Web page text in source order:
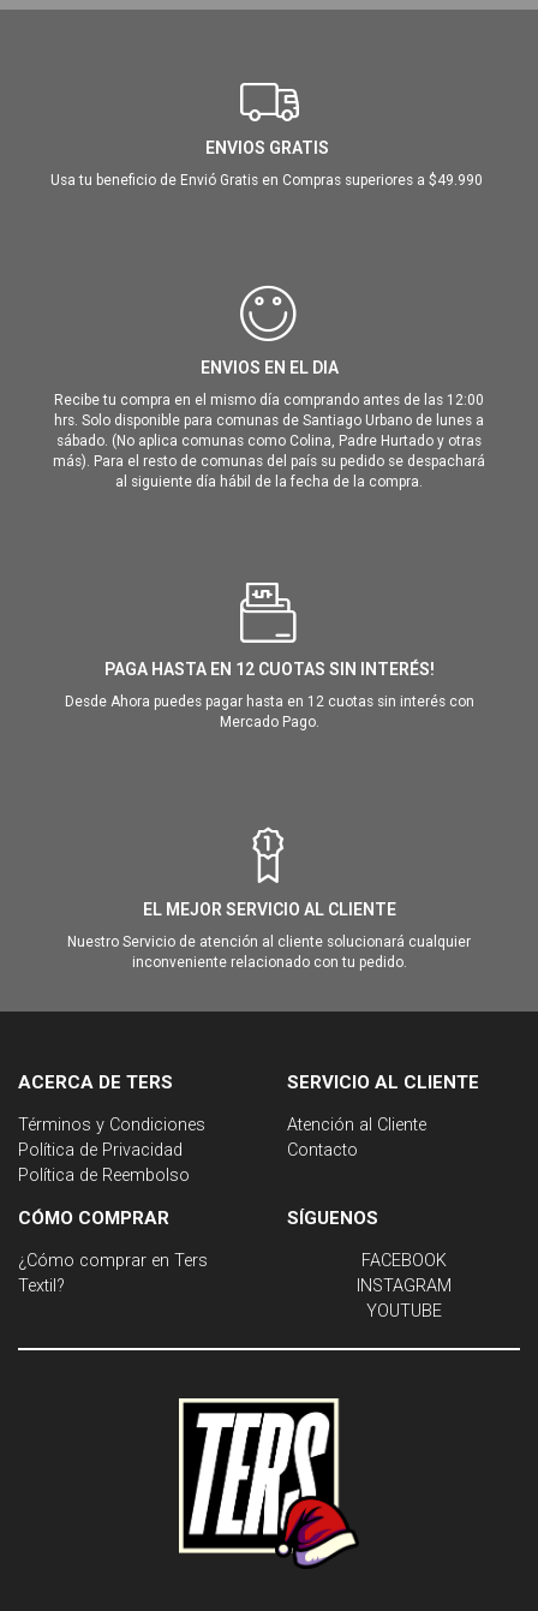
ENVIOS GRATIS
Usa tu beneficio de Envió Gratis en Compras superiores a $49.990
ENVIOS EN EL DIA
Recibe tu compra en el mismo día comprando antes de las 12:00
hrs. Solo disponible para comunas de Santiago Urbano de lunes a
sábado. (No aplica comunas como Colina, Padre Hurtado y otras
más). Para el resto de comunas del país su pedido se despachará
al siguiente día hábil de la fecha de la compra.
PAGA HASTA EN 12 CUOTAS SIN INTERÉS!
Desde Ahora puedes pagar hasta en 12 cuotas sin interés con
Mercado Pago.
EL MEJOR SERVICIO AL CLIENTE
Nuestro Servicio de atención al cliente solucionará cualquier
inconveniente relacionado con tu pedido.
ACERCA DE TERS
Términos y Condiciones
Política de Privacidad
Política de Reembolso
SERVICIO AL CLIENTE
Atención al Cliente
Contacto
CÓMO COMPRAR
¿Cómo comprar en Ters
Textil?
SÍGUENOS
FACEBOOK
INSTAGRAM
YOUTUBE